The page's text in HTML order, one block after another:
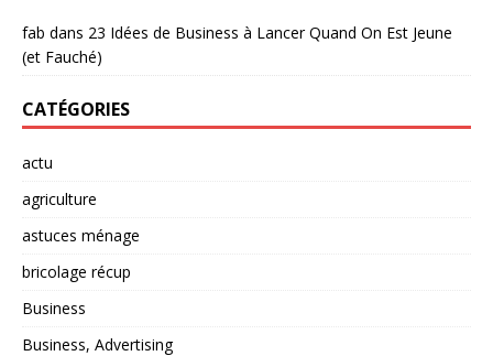
fab dans 23 Idées de Business à Lancer Quand On Est Jeune
(et Fauché)
CATÉGORIES
actu
agriculture
astuces ménage
bricolage récup
Business
Business, Advertising